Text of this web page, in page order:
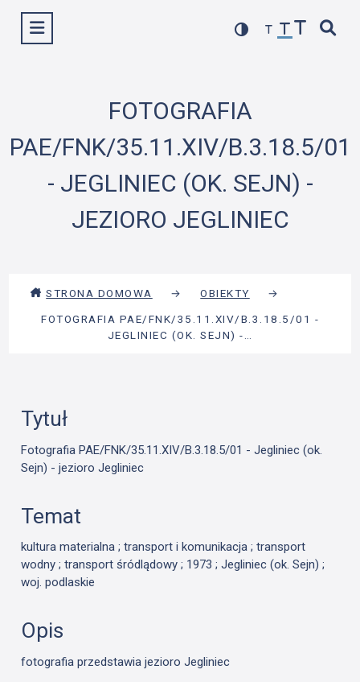
Wyświetl menu
FOTOGRAFIA
PAE/FNK/35.11.XIV/B.3.18.5/01
- JEGLINIEC (OK. SEJN) -
JEZIORO JEGLINIEC
STRONA DOMOWA → OBIEKTY
→
FOTOGRAFIA PAE/FNK/35.11.XIV/B.3.18.5/01 -
JEGLINIEC (OK. SEJN) -…
Tytuł
Fotografia PAE/FNK/35.11.XIV/B.3.18.5/01 - Jegliniec (ok.
Sejn) - jezioro Jegliniec
Temat
kultura materialna ; transport i komunikacja ; transport
wodny ; transport śródlądowy ; 1973 ; Jegliniec (ok. Sejn) ;
woj. podlaskie
Opis
fotografia przedstawia jezioro Jegliniec